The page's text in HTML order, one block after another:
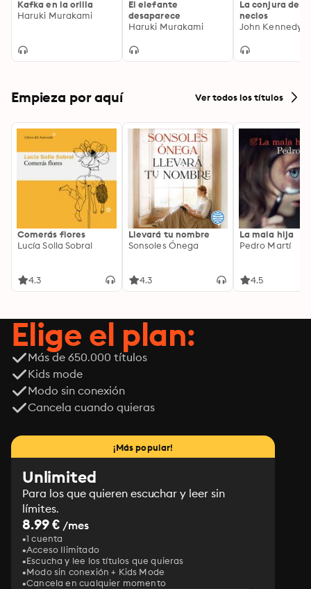
Kafka en la orilla
Haruki Murakami
El elefante
desaparece
Haruki Murakami
La conjura de
necios
John Kennedy
Empieza por aquí Ver todos los títulos
Comerás flores
Lucía Solla Sobral
4.3
Llevará tu nombre
Sonsoles Ónega
4.3
La mala hija
Pedro Martí
4.5
Elige el plan:
Más de 650.000 títulos
Kids mode
Modo sin conexión
Cancela cuando quieras
¡Más popular!
Unlimited
Para los que quieren escuchar y leer sin
límites.
8.99 € /mes
1 cuenta
Acceso Ilimitado
Escucha y lee los títulos que quieras
Modo sin conexión + Kids Mode
Cancela en cualquier momento